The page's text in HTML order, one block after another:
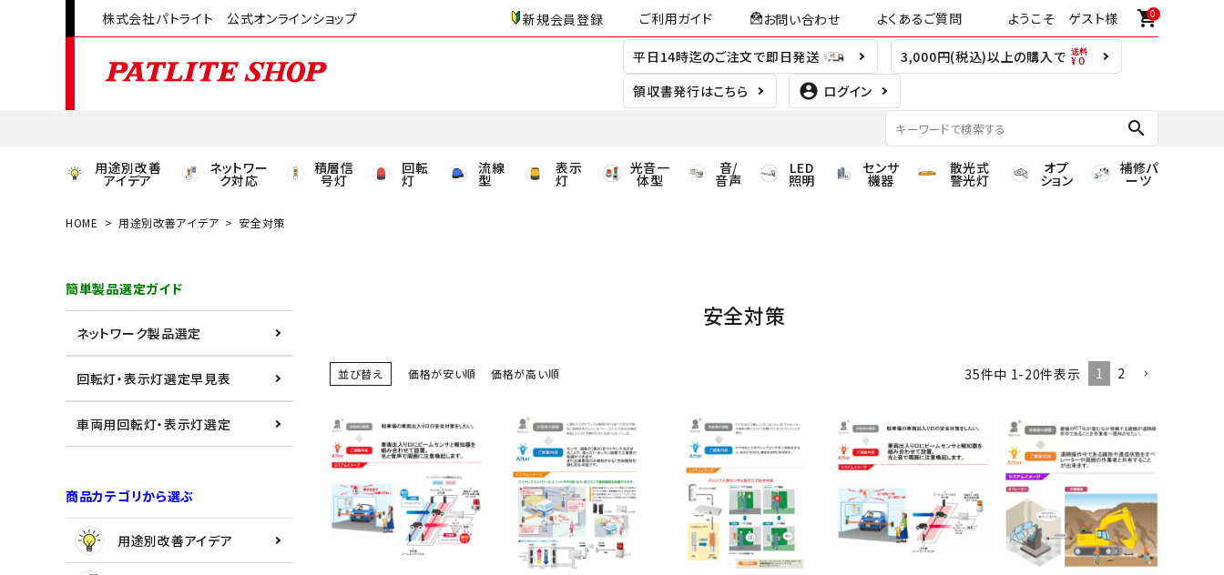
株式会社パトライト 公式オンラインショップ 新規会員登録 ご利用ガイド お問い合わせ よくあるご質問 ようこそ ゲスト様 0
shopping_cart
平日14時迄のご注文で即日発送
3,000円(税込)以上の購入で
領収書発行はこちら
ログイン
search
用途別改善
アイデア
ネットワー
ク対応
積層信
号灯
回転
灯
流線
型
表示
灯
光音一
体型
音/
音声
LED
照明
センサ
機器
散光式
警光灯
オプ
ション
補修パ
ーツ
ACCOUNT MENU
person
用途別改善アイデア
積層信号灯
回転灯
HOME 用途別改善アイデア 安全対策
簡単製品選定ガイド
ネットワーク製品選定
回転灯・表示灯選定早見表
車両用回転灯・表示灯選定
商品カテゴリから選ぶ
用途別改善アイデア
安全対策
並び替え 価格が安い順 価格が高い順 35件中 1-20件表示 1 2